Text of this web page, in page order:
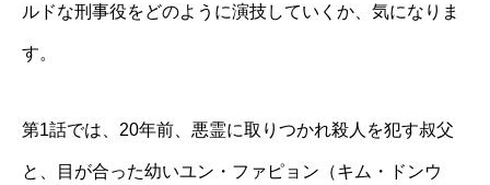
ルドな刑事役をどのように演技していくか、気になりま
す。
第1話では、20年前、悪霊に取りつかれ殺人を犯す叔父
と、目が合った幼いユン・ファピョン（キム・ドンウ